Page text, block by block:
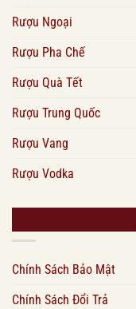
Rượu Ngoại
Rượu Pha Chế
Rượu Quà Tết
Rượu Trung Quốc
Rượu Vang
Rượu Vodka
Chính Sách Bảo Mật
Chính Sách Đổi Trả